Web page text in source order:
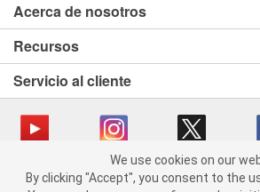
We use cookies on our website. By clicking
to the use of All the
Acerca de nosotros
Recursos
Servicio al cliente
Copyright © 2008-2026 O’Reilly Auto Parts v
We use cookies on our
By clicking "Accept", you consent to the